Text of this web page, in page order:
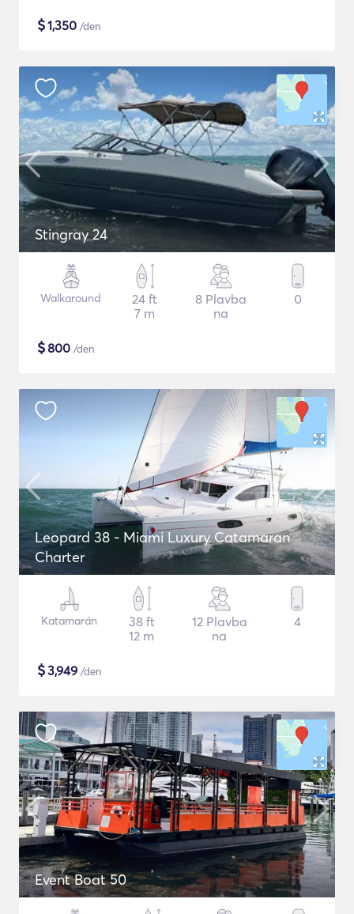
$1,350 /den
Stingray 24
Walkaround
24 ft
7 m
8 Plavba
na
0
$800 /den
Leopard 38 - Miami Luxury Catamaran
Charter
Katamarán
38 ft
12 m
12 Plavba
na
4
$3,949 /den
Event Boat 50